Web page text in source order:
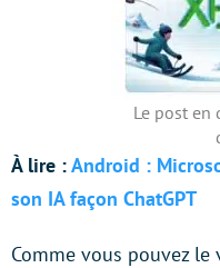
Le post en
À lire :Android :
son IA façon ChatGPT
Comme vous pouvez le